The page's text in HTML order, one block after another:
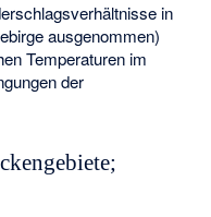
in
ausgenommen)
Temperaturen im
der